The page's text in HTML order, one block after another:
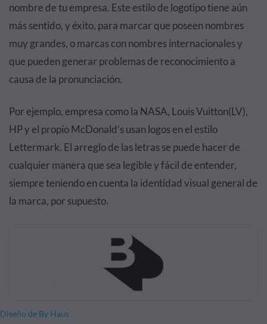
nombre de tu empresa. Este estilo de logotipo tiene aún
más sentido, y éxito, para marcar que poseen nombres
muy grandes, o marcas con nombres internacionales y
que pueden generar problemas de reconocimiento a
causa de la pronunciación.
Por ejemplo, empresa como la NASA, Louis Vuitton(LV),
HP y el propio McDonald’s usan logos en el estilo
Lettermark. El arreglo de las letras se puede hacer de
cualquier manera que sea legible y fácil de entender,
siempre teniendo en cuenta la identidad visual general de
la marca, por supuesto.
Diseño de By Haus